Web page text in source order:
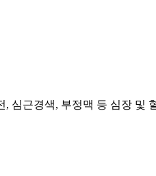
심근경색, 부정맥 등 심장 및